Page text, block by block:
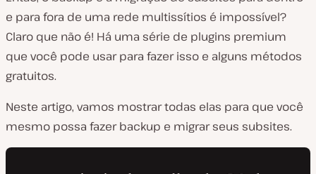
e para fora de uma rede multissítios é impossível?
Claro que não é! Há uma série de plugins premium
que você pode usar para fazer isso e alguns métodos
gratuitos.
Neste artigo, vamos mostrar todas elas para que você
mesmo possa fazer backup e migrar seus subsites.